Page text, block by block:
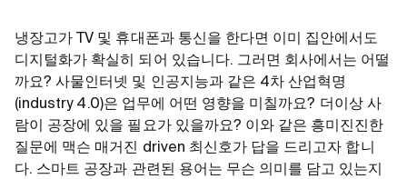
냉장고가 TV 및 휴대폰과 통신을 한다면 이미 집안에서도
디지털화가 확실히 되어 있습니다. 그러면 회사에서는 어떨
까요? 사물인터넷 및 인공지능과 같은 4차 산업혁명
(industry 4.0)은 업무에 어떤 영향을 미칠까요? 더이상 사
람이 공장에 있을 필요가 있을까요? 이와 같은 흥미진진한
질문에 맥슨 매거진 driven 최신호가 답을 드리고자 합니
다. 스마트 공장과 관련된 용어는 무슨 의미를 담고 있는지